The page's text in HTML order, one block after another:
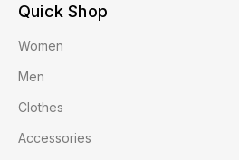
Quick Shop
Women
Men
Clothes
Accessories